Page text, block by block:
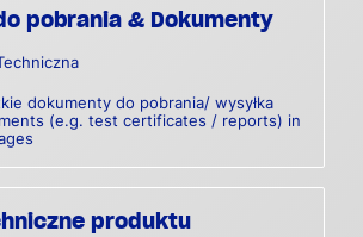
pobrania & Dokumenty
dokumenty do pobrania/ wysyłka
(e.g. test certificates / reports) in
produktu